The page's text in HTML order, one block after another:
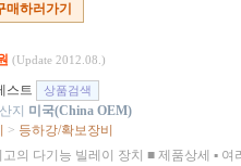
매하러가기
(Update 2012.08.)
스트
지 미국(China OEM)
> 등하강/확보장비
의 다기능 빌레이 장치 ■ 제품상세 ▪ 여